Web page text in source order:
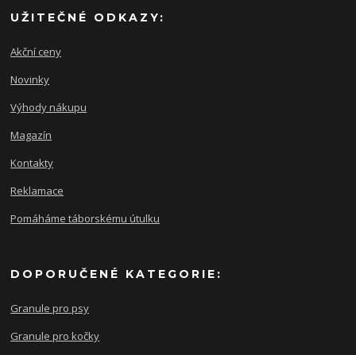
UŽITEČNÉ ODKAZY:
Akční ceny
Novinky
Výhody nákupu
Magazín
Kontakty
Reklamace
Pomáháme táborskému útulku
DOPORUČENÉ KATEGORIE:
Granule pro psy
Granule pro kočky